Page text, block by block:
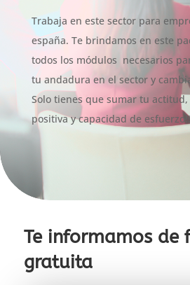
Trabaja en este sector para
españa. Te brindamos en este
todos los módulos necesarios
tu andadura en el sector y
Solo tienes que sumar tu
positiva y capacidad de esfuerzo!!
Te informamos de
gratuita